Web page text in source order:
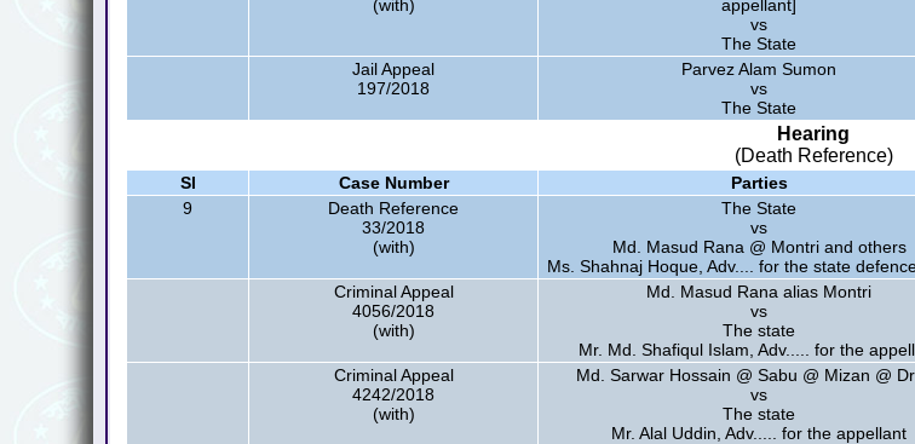
(with)
appellant]
vs
The State
Jail Appeal
197/2018
Parvez Alam Sumon
vs
The State
Hearing
(Death Reference)
Sl Case Number Parties
9
Death Reference
33/2018
(with)
The State
vs
Md. Masud Rana @ Montri and others
Ms. Shahnaj Hoque, Adv.... for the state
Criminal Appeal
4056/2018
(with)
Md. Masud Rana alias Montri
vs
The state
Mr. Md. Shafiqul Islam, Adv..... for the
Criminal Appeal
4242/2018
(with)
Md. Sarwar Hossain @ Sabu @ Mizan @
vs
The state
Mr. Alal Uddin, Adv..... for the appellant